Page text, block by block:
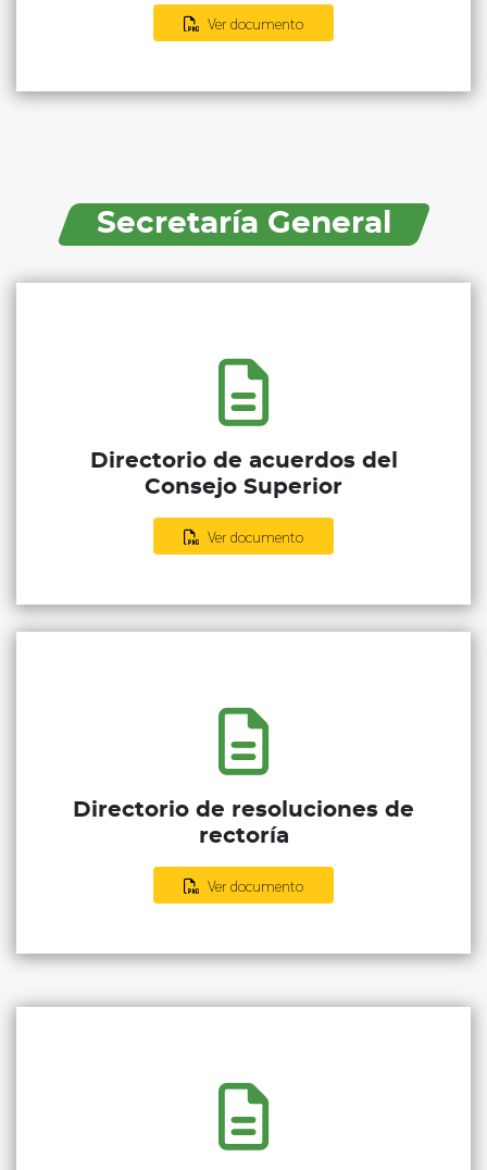
Ver documento
Secretaría General
Directorio de acuerdos del
Consejo Superior
Ver documento
Directorio de resoluciones de
rectoría
Ver documento